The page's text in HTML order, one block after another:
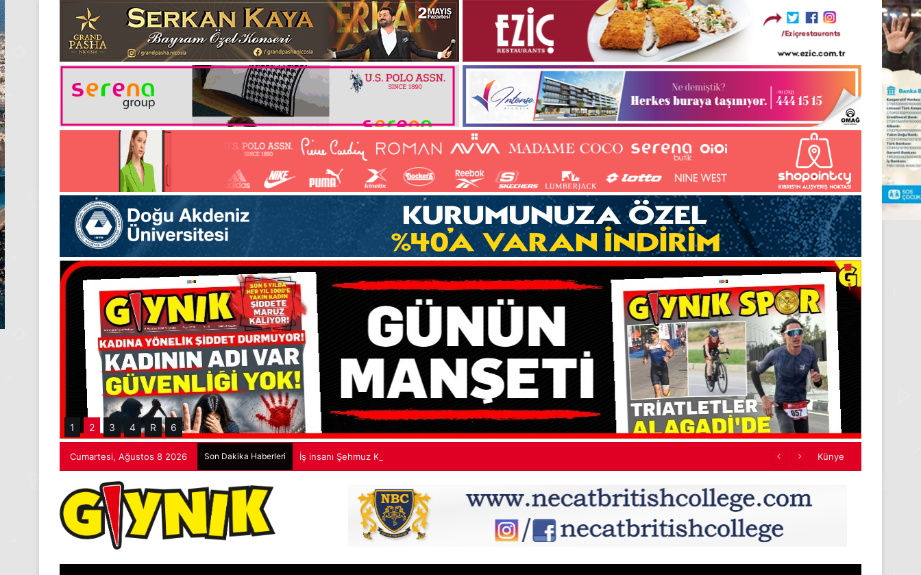
1 2 3 4 R 6
Cumartesi, Ağustos 8 2026 Son Dakika Haberleri İş insanı Şehmuz Kaya’dan isim benzerliği açıklaması Künye